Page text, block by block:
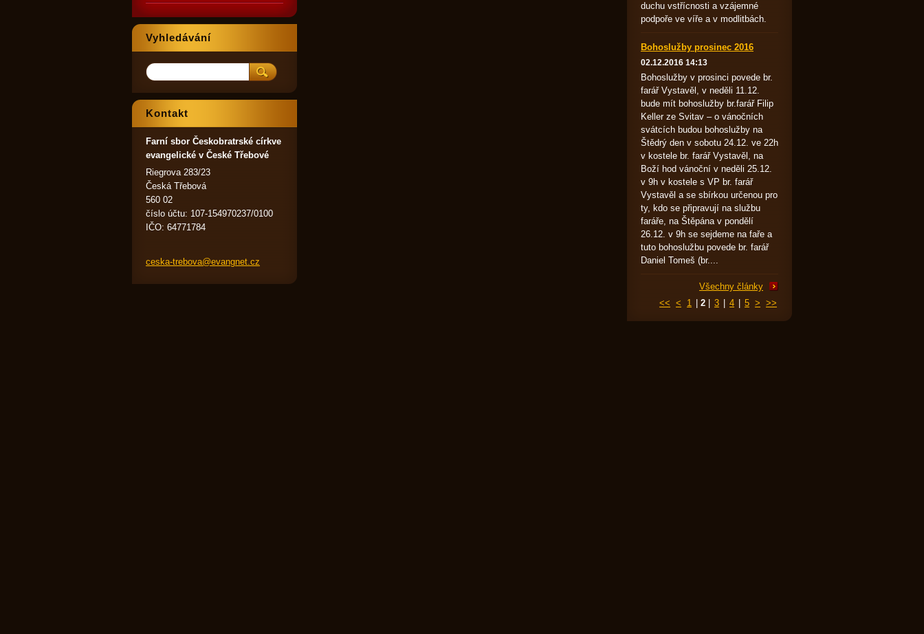
duchu vstřícnosti a vzájemné
podpoře ve víře a v modlitbách.
Bohoslužby prosinec 2016
02.12.2016 14:13
Bohoslužby v prosinci povede br.
farář Vystavěl, v neděli 11.12.
bude mít bohoslužby br.farář Filip
Keller ze Svitav – o vánočních
svátcích budou bohoslužby na
Štědrý den v sobotu 24.12. ve 22h
v kostele br. farář Vystavěl, na
Boží hod vánoční v neděli 25.12.
v 9h v kostele s VP br. farář
Vystavěl a se sbírkou určenou pro
ty, kdo se připravují na službu
faráře, na Štěpána v pondělí
26.12. v 9h se sejdeme na faře a
tuto bohoslužbu povede br. farář
Daniel Tomeš (br....
Všechny články
<< < 1 2 3 4 5 > >>
Vyhledávání
Kontakt
Farní sbor Českobratrské církve
evangelické v České Třebové
Riegrova 283/23
Česká Třebová
560 02
číslo účtu: 107-154970237/0100
IČO: 64771784
ceska-trebova@evangnet.cz